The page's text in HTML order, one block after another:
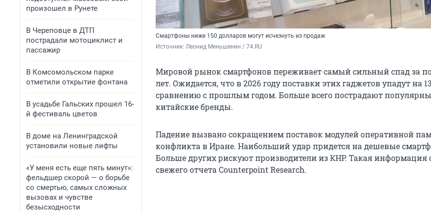
произошел в Рунете
В Череповце в ДТП
пострадали мотоциклист и
пассажир
В Комсомольском парке
отметили открытие фонтана
В усадьбе Гальских прошел 16-
й фестиваль цветов
В доме на Ленинградской
установили новые лифты
«У меня есть еще пять минут»:
фельдшер скорой — о борьбе
со смертью, самых сложных
вызовах и чувстве
безысходности
Смартфоны ниже 150 долларов могут исчезнуть из продаж
Источник: Леонид Меньшенин / 74.RU
Мировой рынок смартфонов переживает самый сильный спад за
лет. Ожидается, что в 2026 году поставки этих гаджетов упадут на
сравнению с прошлым годом. Больше всего пострадают
китайские бренды.
Падение вызвано сокращением поставок модулей оперативной
конфликта в Иране. Наибольший удар придется на дешевые
Больше других рискуют производители из КНР. Такая информация
свежего отчета Counterpoint Research.